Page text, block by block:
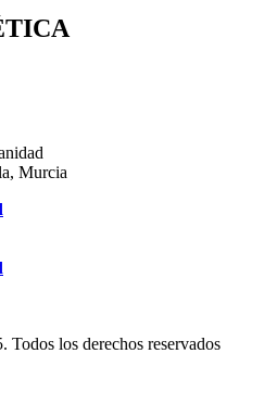
Murcia
los derechos reservados